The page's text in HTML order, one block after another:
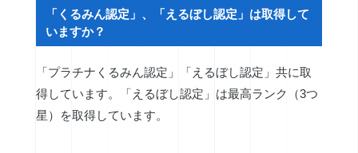
「くるみん認定」、「えるぼし認定」は取得して
いますか？
「プラチナくるみん認定」「えるぼし認定」共に取
得しています。「えるぼし認定」は最高ランク（3つ
星）を取得しています。